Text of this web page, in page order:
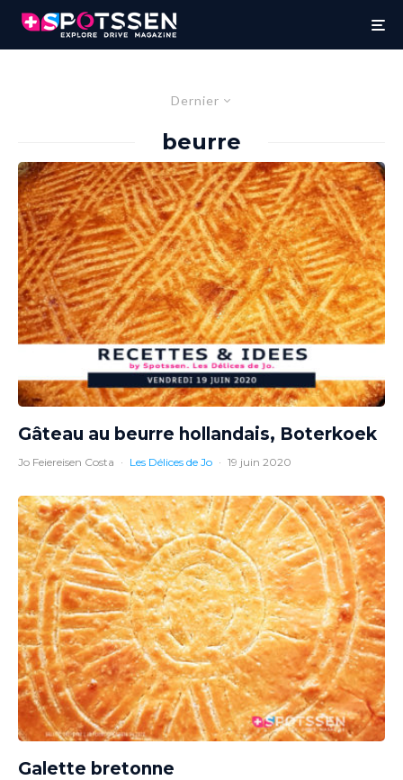
Dernier
beurre
Gâteau au beurre hollandais, Boterkoek
Jo Feiereisen Costa · Les Délices de Jo · 19 juin 2020
Galette bretonne